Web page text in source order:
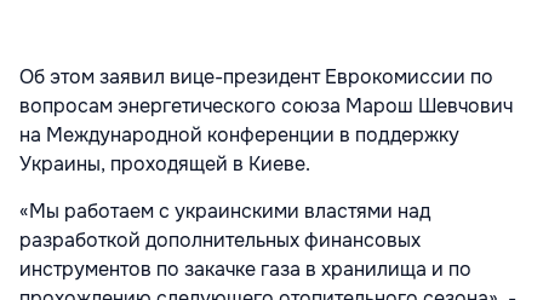
Об этом заявил вице-президент Еврокомиссии по
вопросам энергетического союза Марош Шевчович
на Международной конференции в поддержку
Украины, проходящей в Киеве.
«Мы работаем с украинскими властями над
разработкой дополнительных финансовых
инструментов по закачке газа в хранилища и по